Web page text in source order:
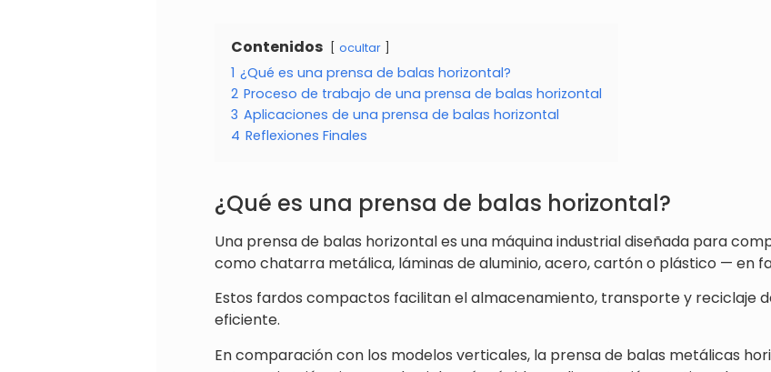
Contenidos ocultar
1 ¿Qué es una prensa de balas horizontal?
2 Proceso de trabajo de una prensa de balas horizontal
3 Aplicaciones de una prensa de balas horizontal
4 Reflexiones Finales
¿Qué es una prensa de balas horizontal?
Una prensa de balas horizontal es una máquina industrial diseñada para
como chatarra metálica, láminas de aluminio, acero, cartón o plástico — en
Estos fardos compactos facilitan el almacenamiento, transporte y reciclaje
eficiente.
En comparación con los modelos verticales, la prensa de balas metálicas